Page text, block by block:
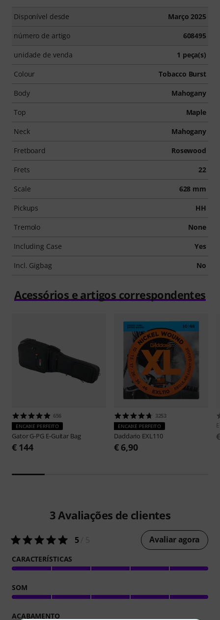
Disponível desde Março 2025
número de artigo 608495
unidade de venda 1 peça(s)
Colour Tobacco Burst
Body Mahogany
Top Maple
Neck Mahogany
Fretboard Rosewood
Frets 22
Scale 628 mm
Pickups HH
Tremolo None
Including Case Yes
Incl. Gigbag No
Acessórios e artigos correspondentes
656
ENCAIXE PERFEITO
GatorG-PG E-Guitar Bag
€ 144
3253
ENCAIXE PERFEITO
Daddario EXL110
€ 6,90
3Avaliações de clientes
5/ 5 Avaliar agora
CARACTERÍSTICAS
SOM
ACABAMENTO